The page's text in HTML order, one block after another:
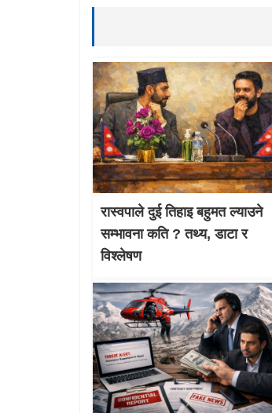
रास्वपाले दुई तिहाइ बहुमत ल्याउने
सम्भावना कति ? तथ्य, डाटा र
विश्लेषण